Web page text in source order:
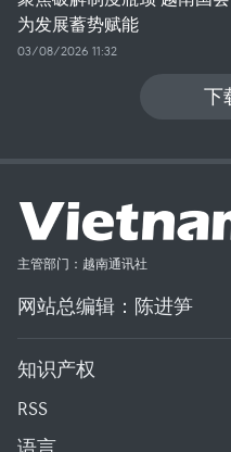
为发展蓄势赋能
03/08/2026 11:32
下
主管部门：越南通讯社
网站总编辑：陈进笋
知识产权
RSS